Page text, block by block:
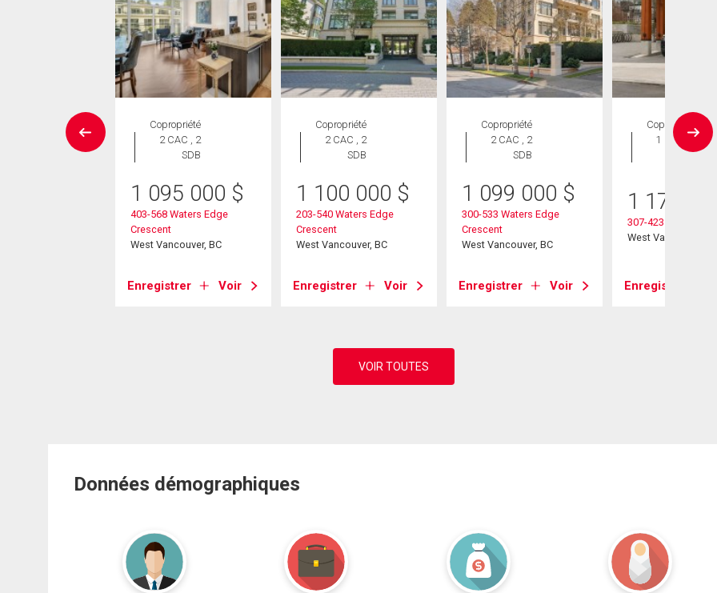
Copropriété
2 CAC , 2
SDB
1 095 000 $
403-568 Waters Edge
Crescent
West Vancouver, BC
Enregistrer Voir
Copropriété
2 CAC , 2
SDB
1 100 000 $
203-540 Waters Edge
Crescent
West Vancouver, BC
Enregistrer Voir
Copropriété
2 CAC , 2
SDB
1 099 000 $
300-533 Waters Edge
Crescent
West Vancouver, BC
Enregistrer Voir
Copropriété
1 CAC , 1
SDB
1 179 000
307-423 6th Street
West Vancouver, BC
Enregistrer
Données démographiques